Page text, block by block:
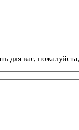
для вас,